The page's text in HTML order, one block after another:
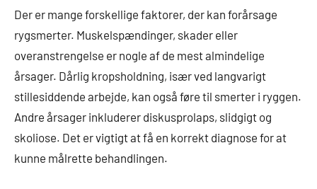
Der er mange forskellige faktorer, der kan forårsage
rygsmerter. Muskelspændinger, skader eller
overanstrengelse er nogle af de mest almindelige
årsager. Dårlig kropsholdning, især ved langvarigt
stillesiddende arbejde, kan også føre til smerter i ryggen.
Andre årsager inkluderer diskusprolaps, slidgigt og
skoliose. Det er vigtigt at få en korrekt diagnose for at
kunne målrette behandlingen.